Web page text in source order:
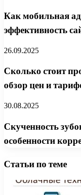
Как мобильная
эффективность
26.09.2025
Сколько стоит
обзор цен и
30.08.2025
Скученность
особенности
Статьи по теме